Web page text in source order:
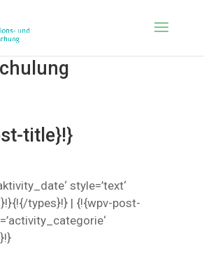
title}!}
style=’text‘
types}!} | {!{wpv-post-